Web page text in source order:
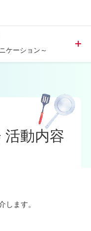
ケーション～
活動内容
します。